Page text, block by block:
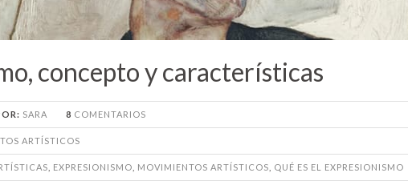
concepto y características
SARA 8 COMENTARIOS
ARTÍSTICOS
EXPRESIONISMO MOVIMIENTOS ARTÍSTICOS QUÉ ES EL EXPRESIONISMO